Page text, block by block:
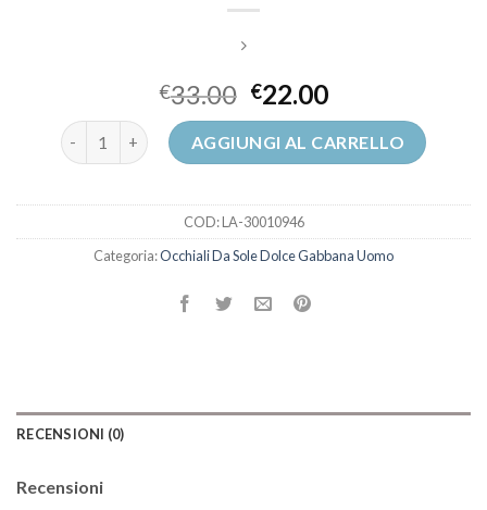
€33.00 €22.00
occhiali da sole dolce gabbana uomo quantità
AGGIUNGI AL CARRELLO
COD:LA-30010946
Categoria:Occhiali Da Sole Dolce Gabbana Uomo
RECENSIONI (0)
Recensioni